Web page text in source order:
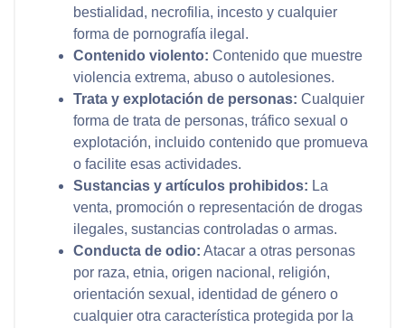
bestialidad, necrofilia, incesto y cualquier
forma de pornografía ilegal.
Contenido violento: Contenido que muestre
violencia extrema, abuso o autolesiones.
Trata y explotación de personas: Cualquier
forma de trata de personas, tráfico sexual o
explotación, incluido contenido que promueva
o facilite esas actividades.
Sustancias y artículos prohibidos: La
venta, promoción o representación de drogas
ilegales, sustancias controladas o armas.
Conducta de odio: Atacar a otras personas
por raza, etnia, origen nacional, religión,
orientación sexual, identidad de género o
cualquier otra característica protegida por la